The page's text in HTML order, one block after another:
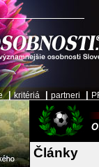
|kritériá partneri
Články